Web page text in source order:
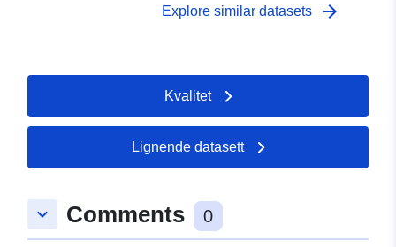
Explore similar datasets arrow_forward
Kvalitet
Lignende datasett
keyboard_arrow_down Comments 0